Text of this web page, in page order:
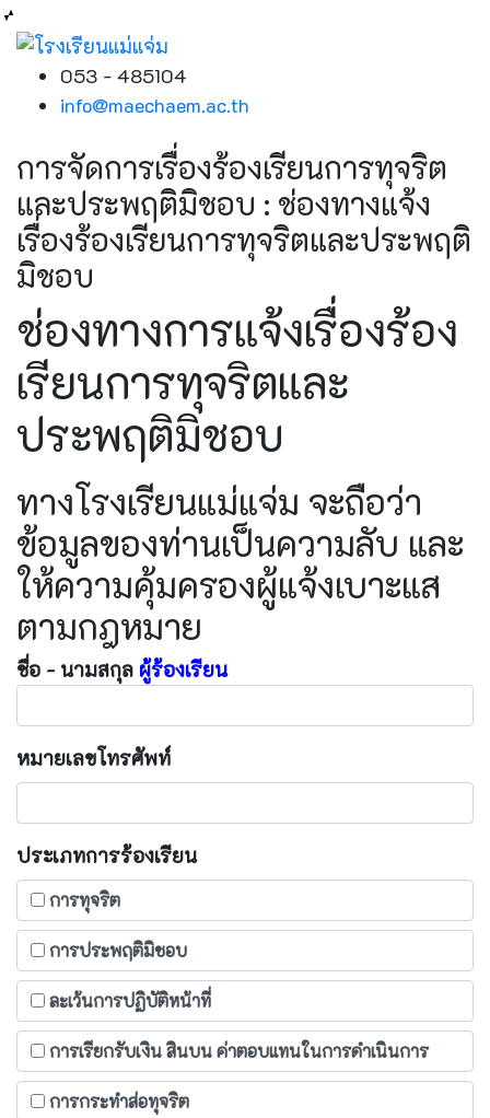
053 - 485104
info@maechaem.ac.th
การจัดการเรื่องร้องเรียนการทุจริต
และประพฤติมิชอบ : ช่องทางแจ้ง
เรื่องร้องเรียนการทุจริตและประพฤติ
มิชอบ
ช่องทางการแจ้งเรื่องร้อง
เรียนการทุจริตและ
ประพฤติมิชอบ
ทางโรงเรียนแม่แจ่ม จะถือว่า
ข้อมูลของท่านเป็นความลับ และ
ให้ความคุ้มครองผู้แจ้งเบาะแส
ตามกฎหมาย
ชื่อ - นามสกุล ผู้ร้องเรียน
หมายเลขโทรศัพท์
ประเภทการร้องเรียน
การทุจริต
การประพฤติมิชอบ
ละเว้นการปฏิบัติหน้าที่
การเรียกรับเงิน สินบน ค่าตอบแทนในการดำเนินการ
การกระทำส่อทุจริต